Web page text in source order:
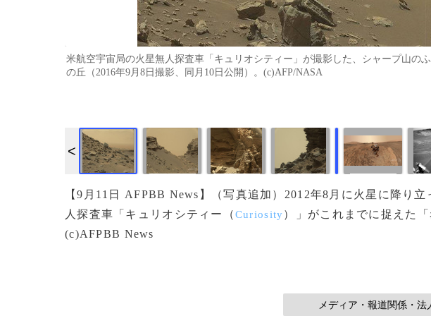
米航空宇宙局の火星無人探査車「キュリオシティー」が撮影した、シャープ山の
の丘（2016年9月8日撮影、同月10日公開）。(c)AFP/NASA
画像作成中 画像作成中
【9月11日 AFPBB News】（写真追加）2012年8月に火星に降り
人探査車「キュリオシティー（Curiosity）」がこれまでに捉えた
(c)AFPBB News
メディア・報道関係・